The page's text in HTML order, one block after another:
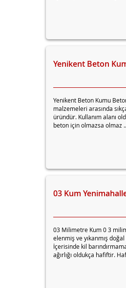
Yenikent Beton
Yenikent Beton Kumu
malzemeleri arasında
üründür. Kullanım alanı
beton için olmazsa olmaz ..
03 Kum
03 Milimetre Kum 0 3
elenmiş ve yıkanmış
İçerisinde kil
ağırlığı oldukça hafiftir.